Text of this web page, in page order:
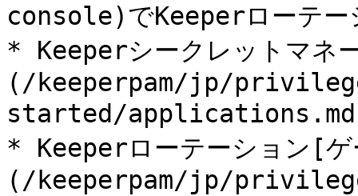
console)でKeeperローテー
* Keeperシークレットマネ
(/keeperpam/jp/
started/applications.md)
* Keeperローテーション[
(/keeperpam/jp/